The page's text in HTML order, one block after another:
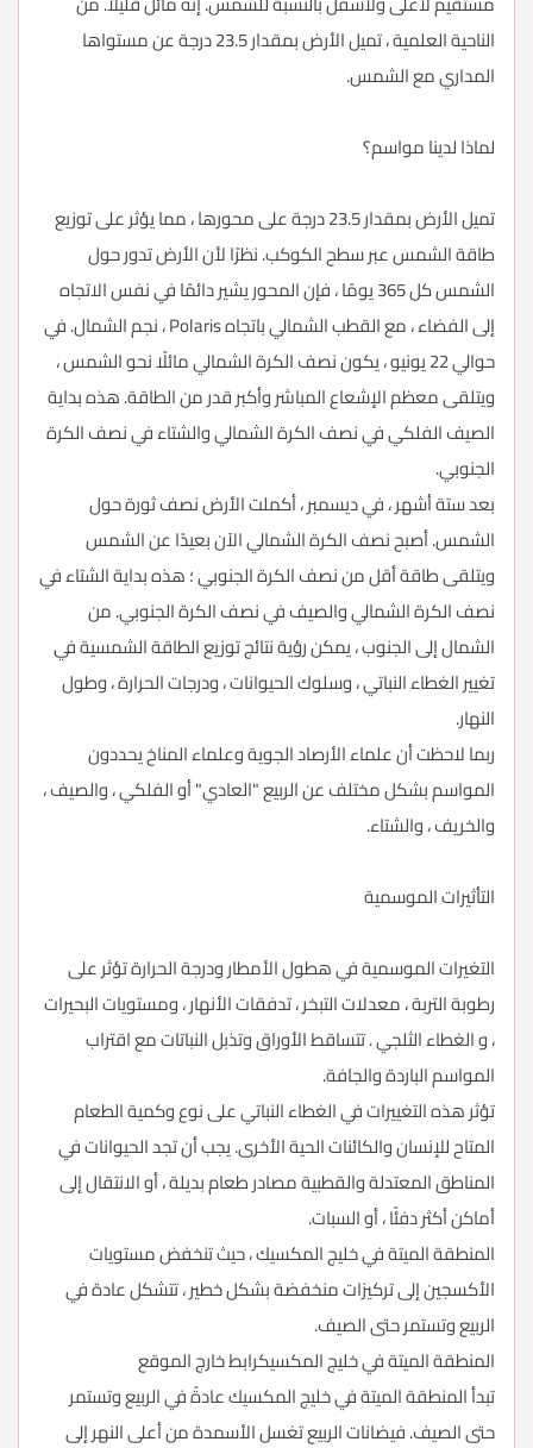
الناحية العلمية ، تميل الأرض بمقدار 23.5 درجة عن مستواها
المداري مع الشمس.
لماذا لدينا مواسم؟
تميل الأرض بمقدار 23.5 درجة على محورها ، مما يؤثر على توزيع
طاقة الشمس عبر سطح الكوكب. نظرًا لأن الأرض تدور حول
الشمس كل 365 يومًا ، فإن المحور يشير دائمًا في نفس الاتجاه
إلى الفضاء ، مع القطب الشمالي باتجاه Polaris ، نجم الشمال. في
حوالي 22 يونيو ، يكون نصف الكرة الشمالي مائلًا نحو الشمس ،
ويتلقى معظم الإشعاع المباشر وأكبر قدر من الطاقة. هذه بداية
الصيف الفلكي في نصف الكرة الشمالي والشتاء في نصف الكرة
الجنوبي.
بعد ستة أشهر ، في ديسمبر ، أكملت الأرض نصف ثورة حول
الشمس. أصبح نصف الكرة الشمالي الآن بعيدًا عن الشمس
ويتلقى طاقة أقل من نصف الكرة الجنوبي ؛ هذه بداية الشتاء في
نصف الكرة الشمالي والصيف في نصف الكرة الجنوبي. من
الشمال إلى الجنوب ، يمكن رؤية نتائج توزيع الطاقة الشمسية في
تغيير الغطاء النباتي ، وسلوك الحيوانات ، ودرجات الحرارة ، وطول
النهار.
ربما لاحظت أن علماء الأرصاد الجوية وعلماء المناخ يحددون
المواسم بشكل مختلف عن الربيع "العادي" أو الفلكي ، والصيف ،
والخريف ، والشتاء.
التأثيرات الموسمية
التغيرات الموسمية في هطول الأمطار ودرجة الحرارة تؤثر على
رطوبة التربة ، معدلات التبخر ، تدفقات الأنهار ، ومستويات البحيرات
، و الغطاء الثلجي . تتساقط الأوراق وتذبل النباتات مع اقتراب
المواسم الباردة والجافة.
تؤثر هذه التغييرات في الغطاء النباتي على نوع وكمية الطعام
المتاح للإنسان والكائنات الحية الأخرى. يجب أن تجد الحيوانات في
المناطق المعتدلة والقطبية مصادر طعام بديلة ، أو الانتقال إلى
أماكن أكثر دفئًا ، أو السبات.
المنطقة الميتة في خليج المكسيك ، حيث تنخفض مستويات
الأكسجين إلى تركيزات منخفضة بشكل خطير ، تتشكل عادة في
الربيع وتستمر حتى الصيف.
المنطقة الميتة في خليج المكسيكرابط خارج الموقع
تبدأ المنطقة الميتة في خليج المكسيك عادةً في الربيع وتستمر
حتى الصيف. فيضانات الربيع تغسل الأسمدة من أعلى النهر إلى